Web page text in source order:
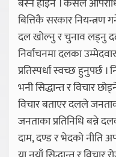
बित्तिकै सरकार नियन्त्रण
दल खोल्नु र चुनाव लड्नु
निर्वाचनमा दलका
प्रतिस्पर्धा स्वच्छ हुनुपर्छ
भनी सिद्धान्त र विचार
विचार बताएर दलले
जनताका प्रतिनिधि बन्ने
दाम, दण्ड र भेदको नीति